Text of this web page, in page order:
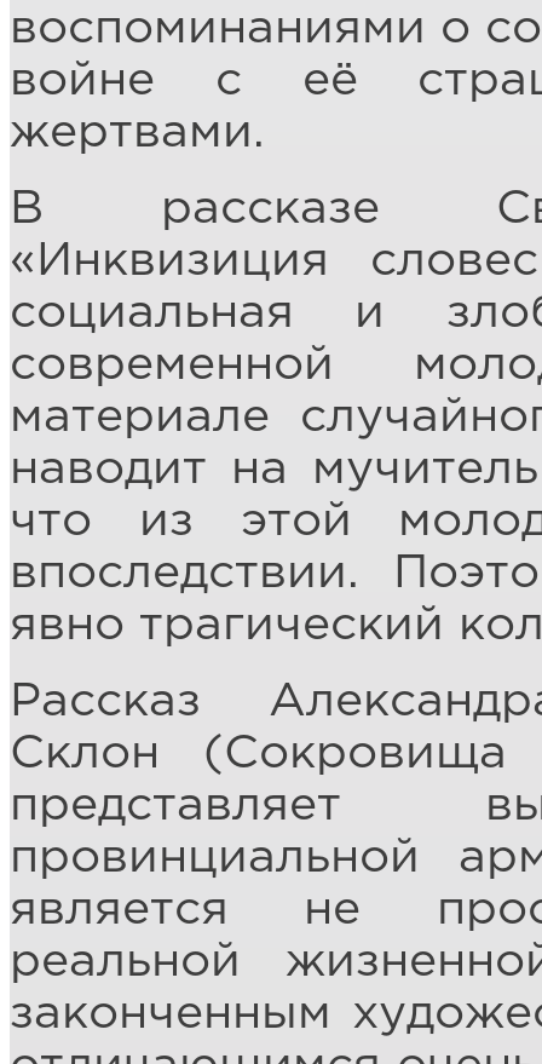
воспоминаниями о
войне с её
жертвами.
В рассказе
«Инквизиция
социальная и
современной
материале
наводит на
что из этой
впоследствии.
явно трагический
Рассказ
Склон (Сокровища
представляет
провинциальной
является не
реальной
законченным